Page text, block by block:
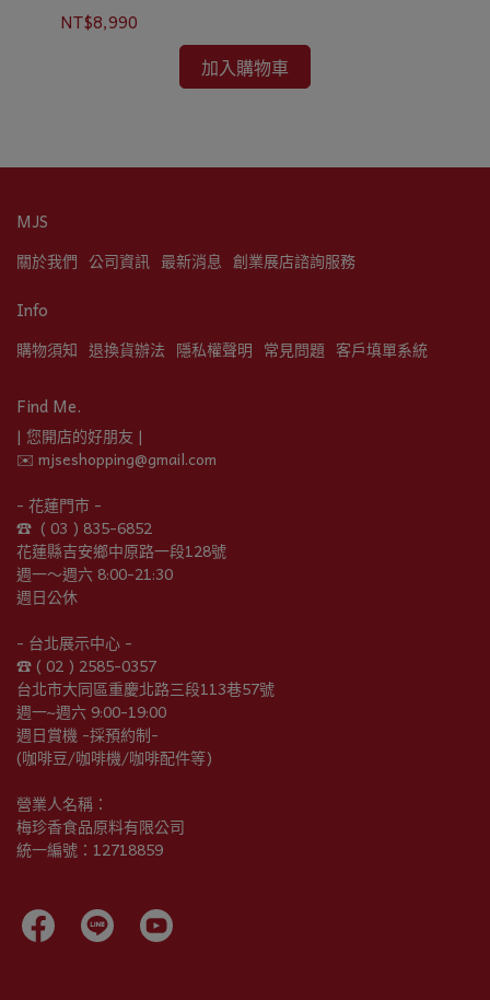
NT$8,990
加入購物車
MJS
關於我們 公司資訊 最新消息 創業展店諮詢服務
Info
購物須知 退換貨辦法 隱私權聲明 常見問題 客戶填單系統
Find Me.
| 您開店的好朋友 |
✉️ mjseshopping@gmail.com
- 花蓮門市 -
☎︎  ( 03 ) 835-6852
花蓮縣吉安鄉中原路一段128號
週一～週六 8:00-21:30
週日公休
- 台北展示中心 -
☎︎ ( 02 ) 2585-0357
台北市大同區重慶北路三段113巷57號
週一~週六 9:00-19:00
週日賞機 -採預約制-
(咖啡豆/咖啡機/咖啡配件等)
營業人名稱：
梅珍香食品原料有限公司
統一編號：12718859